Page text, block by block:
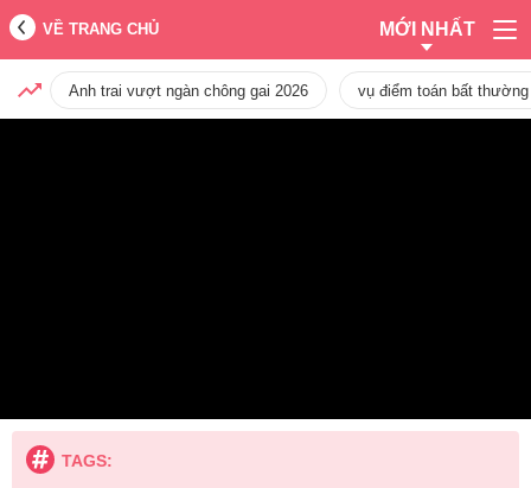
VỀ TRANG CHỦ MỚI NHẤT
Anh trai vượt ngàn chông gai 2026 vụ điểm toán bất
TAGS: